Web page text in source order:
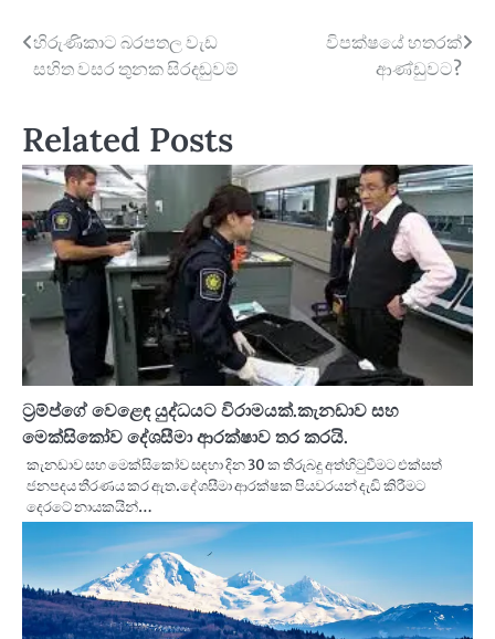
Post
navigation
හිරුණිකාට බරපතල වැඩ
සහිත වසර තුනක සිරදඬුවම්
විපක්ෂයේ හතරක්
ආණ්ඩුවට?
Related Posts
ට්‍රම්ප්ගේ වෙළෙඳ යුද්ධයට විරාමයක්.කැනඩාව සහ
මෙක්සිකෝව දේශසීමා ආරක්ෂාව තර කරයි.
කැනඩාව සහ මෙක්සිකෝව සඳහා දින 30 ක තීරුබදු අත්හිටුවීමට එක්සත්
ජනපදය තීරණය කර ඇත.දේශසීමා ආරක්ෂක පියවරයන් දැඩි කිරීමට
දෙරටේ නායකයින්…